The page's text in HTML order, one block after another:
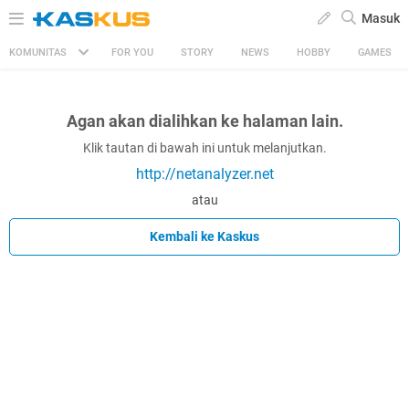
Masuk
KOMUNITAS FOR YOU STORY NEWS HOBBY GAMES
Agan akan dialihkan ke halaman lain.
Klik tautan di bawah ini untuk melanjutkan.
http://netanalyzer.net
atau
Kembali ke Kaskus